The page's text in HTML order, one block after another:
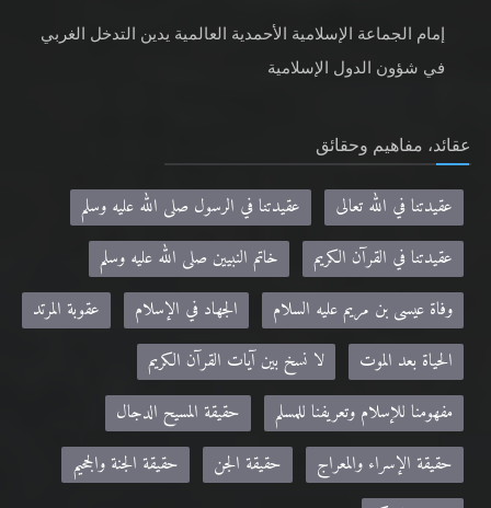
إمام الجماعة الإسلامية الأحمدية العالمية يدين التدخل الغربي
في شؤون الدول الإسلامية
عقائد، مفاهيم وحقائق
عقيدتنا في الله تعالى
عقيدتنا في الرسول صلى الله عليه وسلم
عقيدتنا في القرآن الكريم
خاتم النبيين صلى الله عليه وسلم
وفاة عيسى بن مريم عليه السلام
الجهاد في الإسلام
عقوبة المرتد
الحياة بعد الموت
لا نسخ بين آيات القرآن الكريم
مفهومنا للإسلام وتعريفنا للمسلم
حقيقة المسيح الدجال
حقيقة الإسراء والمعراج
حقيقة الجن
حقيقة الجنة والجحيم